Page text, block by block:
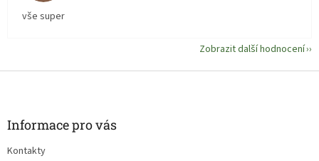
vše super
Zobrazit další hodnocení
Informace pro vás
Kontakty